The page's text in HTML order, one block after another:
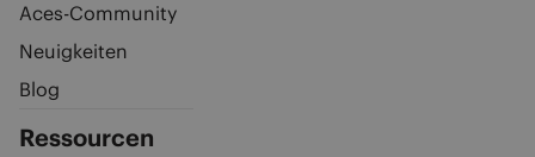
Aces-Community
Neuigkeiten
Blog
Ressourcen